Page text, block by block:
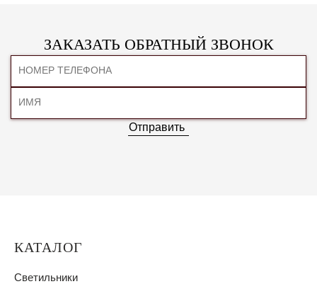
ЗАКАЗАТЬ ОБРАТНЫЙ ЗВОНОК
Отправить
КАТАЛОГ
Светильники